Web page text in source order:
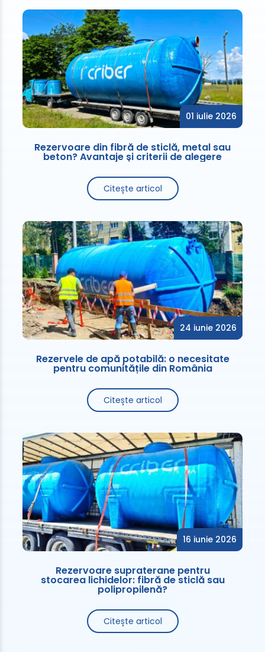
01 iulie 2026
Rezervoare din fibră de sticlă, metal sau
beton? Avantaje și criterii de alegere
Citește articol
24 iunie 2026
Rezervele de apă potabilă: o necesitate
pentru comunitățile din România
Citește articol
16 iunie 2026
Rezervoare supraterane pentru
stocarea lichidelor: fibră de sticlă sau
polipropilenă?
Citește articol